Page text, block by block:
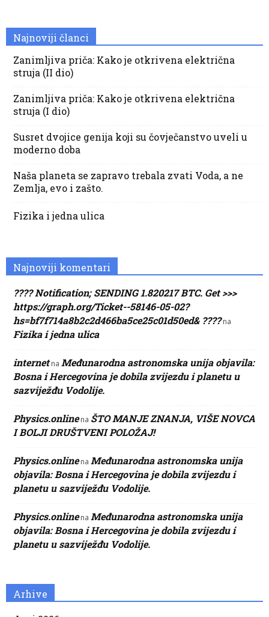
Najnoviji članci
Zanimljiva priča: Kako je otkrivena električna
struja (II dio)
Zanimljiva priča: Kako je otkrivena električna
struja (I dio)
Susret dvojice genija koji su čovječanstvo uveli u
moderno doba
Naša planeta se zapravo trebala zvati Voda, a ne
Zemlja, evo i zašto.
Fizika i jedna ulica
Najnoviji komentari
???? Notification; SENDING 1.820217 BTC. Get >>>
https://graph.org/Ticket--58146-05-02?
hs=bf7f714a8b2c2d466ba5ce25c01d50ed& ????na
Fizika i jedna ulica
internetna Međunarodna astronomska unija objavila:
Bosna i Hercegovina je dobila zvijezdu i planetu u
sazviježđu Vodolije.
Physics.onlinena ŠTO MANJE ZNANJA, VIŠE NOVCA
I BOLJI DRUŠTVENI POLOŽAJ!
Physics.onlinena Međunarodna astronomska unija
objavila: Bosna i Hercegovina je dobila zvijezdu i
planetu u sazviježđu Vodolije.
Physics.onlinena Međunarodna astronomska unija
objavila: Bosna i Hercegovina je dobila zvijezdu i
planetu u sazviježđu Vodolije.
Arhive